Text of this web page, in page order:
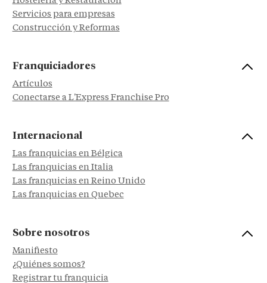
Servicios para empresas
Construcción y Reformas
Franquiciadores
Artículos
Conectarse a L'Express Franchise Pro
Internacional
Las franquicias en Bélgica
Las franquicias en Italia
Las franquicias en Reino Unido
Las franquicias en Quebec
Sobre nosotros
Manifiesto
¿Quiénes somos?
Registrar tu franquicia